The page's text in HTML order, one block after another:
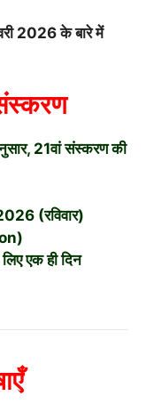
2026 के बारे में
21वां संस्करण की
(रविवार)
एक ही दिन